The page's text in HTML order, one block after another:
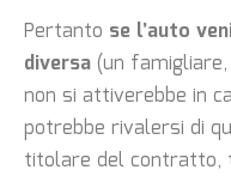
Pertanto se l’auto
diversa (un
non si attiverebbe in
potrebbe rivalersi di
titolare del contratto,